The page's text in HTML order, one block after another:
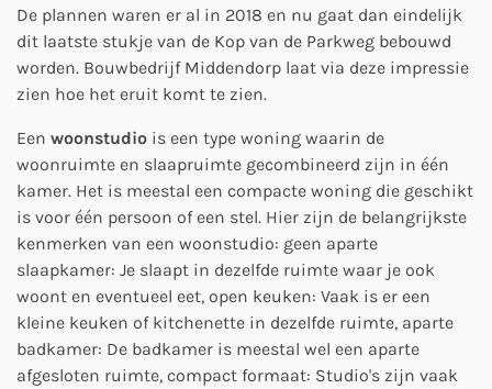
De plannen waren er al in 2018 en nu gaat dan eindelijk
dit laatste stukje van de Kop van de Parkweg bebouwd
worden. Bouwbedrijf Middendorp laat via deze impressie
zien hoe het eruit komt te zien.
Een woonstudio is een type woning waarin de
woonruimte en slaapruimte gecombineerd zijn in één
kamer. Het is meestal een compacte woning die geschikt
is voor één persoon of een stel. Hier zijn de belangrijkste
kenmerken van een woonstudio: geen aparte
slaapkamer: Je slaapt in dezelfde ruimte waar je ook
woont en eventueel eet, open keuken: Vaak is er een
kleine keuken of kitchenette in dezelfde ruimte, aparte
badkamer: De badkamer is meestal wel een aparte
afgesloten ruimte, compact formaat: Studio's zijn vaak